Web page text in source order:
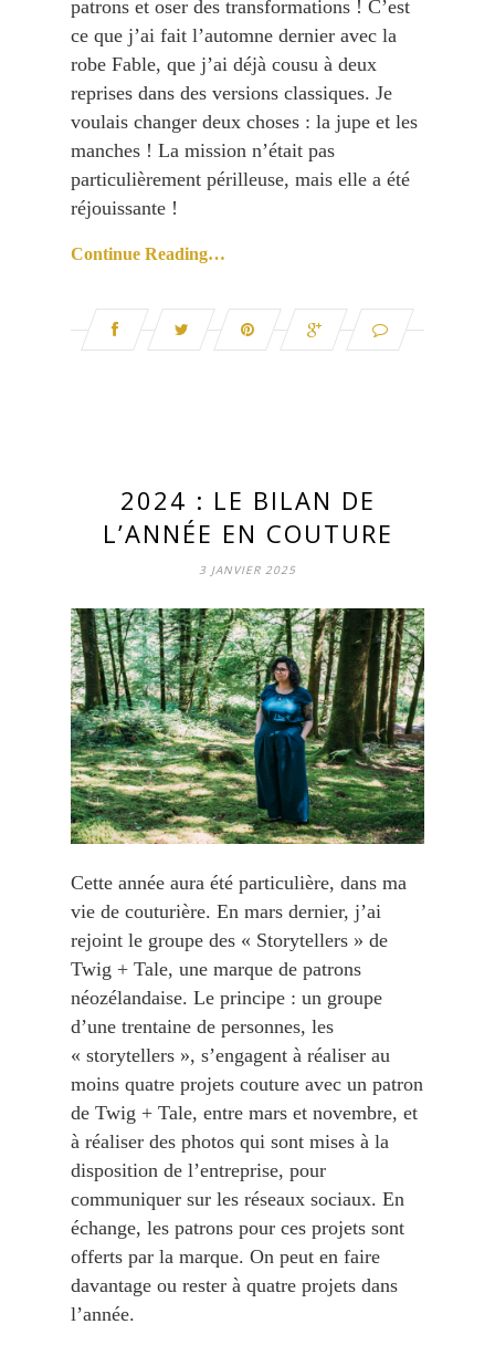
patrons et oser des transformations ! C’est
ce que j’ai fait l’automne dernier avec la
robe Fable, que j’ai déjà cousu à deux
reprises dans des versions classiques. Je
voulais changer deux choses : la jupe et les
manches ! La mission n’était pas
particulièrement périlleuse, mais elle a été
réjouissante !
Continue Reading…
2024 : LE BILAN DE
L’ANNÉE EN COUTURE
3 JANVIER 2025
Cette année aura été particulière, dans ma
vie de couturière. En mars dernier, j’ai
rejoint le groupe des « Storytellers » de
Twig + Tale, une marque de patrons
néozélandaise. Le principe : un groupe
d’une trentaine de personnes, les
« storytellers », s’engagent à réaliser au
moins quatre projets couture avec un patron
de Twig + Tale, entre mars et novembre, et
à réaliser des photos qui sont mises à la
disposition de l’entreprise, pour
communiquer sur les réseaux sociaux. En
échange, les patrons pour ces projets sont
offerts par la marque. On peut en faire
davantage ou rester à quatre projets dans
l’année.